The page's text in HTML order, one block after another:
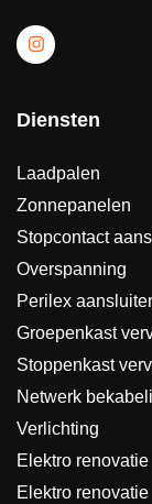
Diensten
Laadpalen
Zonnepanelen
Stopcontact
Overspanning
Perilex
Groepenkast
Stoppenkast
Netwerk
Verlichting
Elektro renovatie
Elektro renovatie